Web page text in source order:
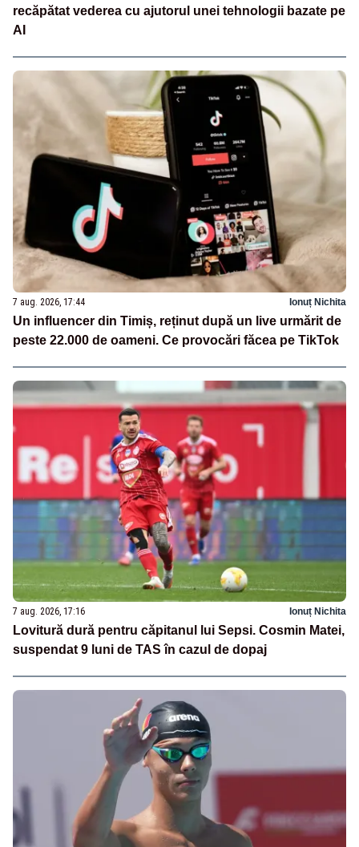
recăpătat vederea cu ajutorul unei tehnologii bazate pe
AI
7 aug. 2026, 17:44 Ionuț Nichita
Un influencer din Timiș, reținut după un live urmărit de
peste 22.000 de oameni. Ce provocări făcea pe TikTok
7 aug. 2026, 17:16 Ionuț Nichita
Lovitură dură pentru căpitanul lui Sepsi. Cosmin Matei,
suspendat 9 luni de TAS în cazul de dopaj